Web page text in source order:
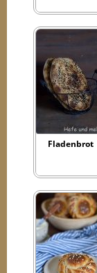
Fladenbrot